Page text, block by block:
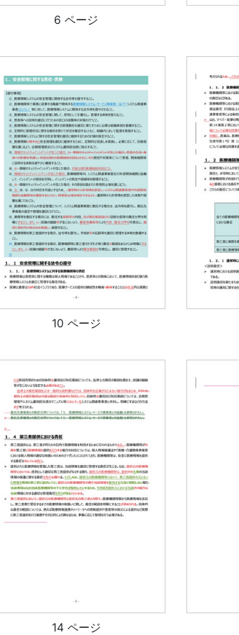
6 ページ
10 ページ
14 ページ